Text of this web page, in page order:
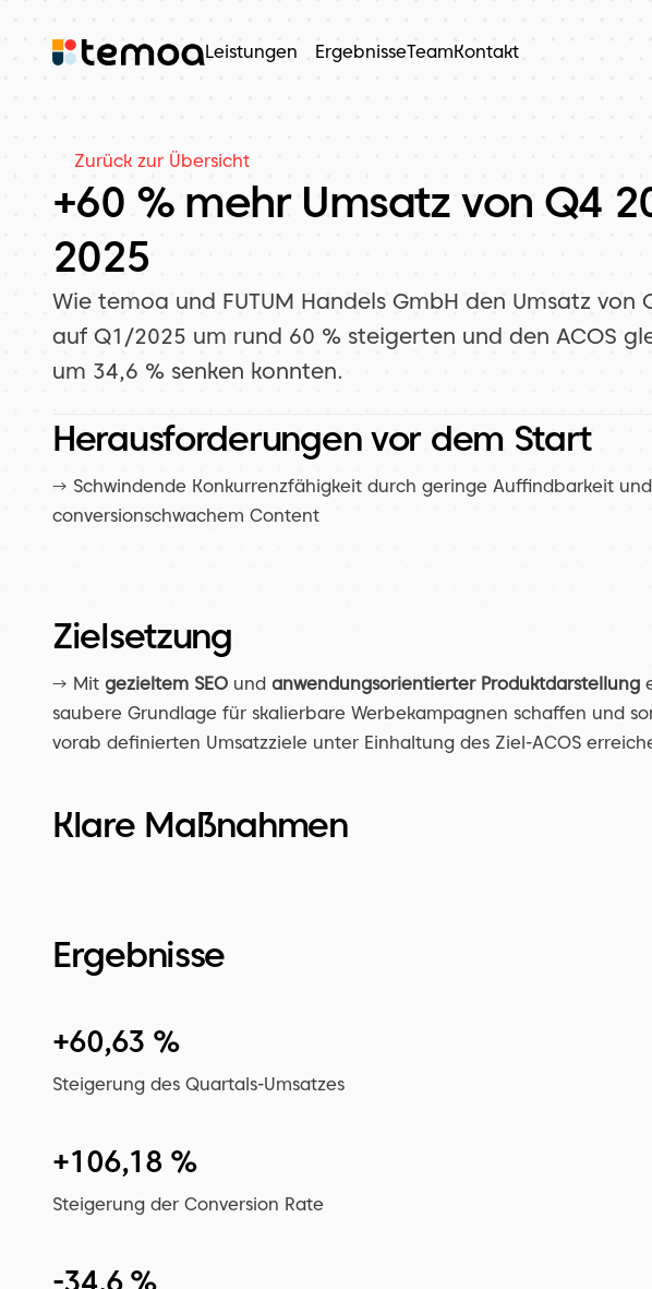
Leistungen ErgebnisseTeamKontakt
Zurück zur Übersicht
+60 % mehr Umsatz von Q4
2025
Wie temoa und FUTUM Handels GmbH den Umsatz von
auf Q1/2025 um rund 60 % steigerten und den ACOS
um 34,6 % senken konnten.
Herausforderungen vor dem Start
→ Schwindende Konkurrenzfähigkeit durch geringe Auffindbarkeit und
conversionschwachem Content
Zielsetzung
→ Mit gezieltem SEO und anwendungsorientierter Produktdarstellung
saubere Grundlage für skalierbare Werbekampagnen schaffen und
vorab definierten Umsatzziele unter Einhaltung des Ziel-ACOS
Klare Maßnahmen
Ergebnisse
+60,63 %
Steigerung des Quartals-Umsatzes
+106,18 %
Steigerung der Conversion Rate
-34,6 %